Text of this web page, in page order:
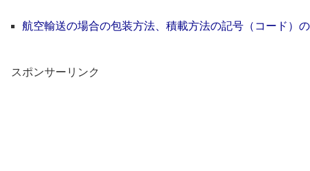
航空輸送の場合の包装方法、積載方法の記号（コード）
スポンサーリンク